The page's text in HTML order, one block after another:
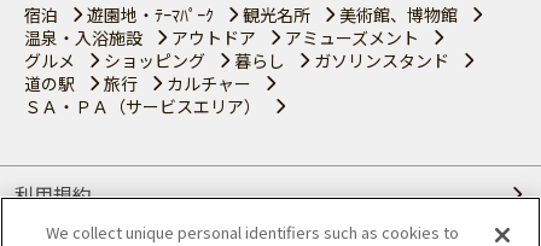
宿泊
遊園地・ﾃｰﾏﾊﾟｰｸ 観光名所
美術館、博物館
温泉・入浴施設
アウトドア
アミューズメント
グルメ
ショッピング 暮らし
ガソリンスタンド
道の駅
旅行
カルチャー
ＳＡ・ＰＡ（サービスエリア）
利用規約
We collect unique personal identifiers such as cookies to